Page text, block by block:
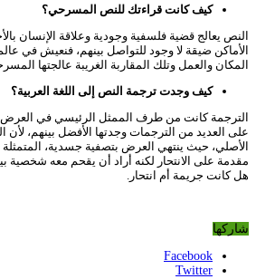
كيف كانت قراءتك للنص المسرحي؟
النص يعالج قضية فلسفية وجودية وعلاقة الإنسان
الأماكن ضيقة لا وجود للتواصل بينهم، فنعيش في
المكان والعمل وتلك المقاربة الغريبة عالجتها
كيف وجدت ترجمة النص إلى اللغة العربية؟
الترجمة كانت من طرف الممثل الرئيسي في العرض
على العديد من الترجمات وجدتها الأفضل بينهم، لأن
الأصلي، حيث ينتهي العرض بتصفية جسدية،
مقدمة على الانتحار لكنه أراد أن يقحم معه شخصية
هل كانت جريمة أم انتحار.
شاركها
Facebook
Twitter